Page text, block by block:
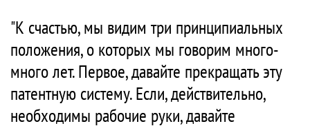
"К счастью, мы видим три принципиальных
положения, о которых мы говорим много-
много лет. Первое, давайте прекращать эту
патентную систему. Если, действительно,
необходимы рабочие руки, давайте